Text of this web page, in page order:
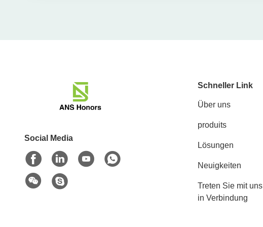
Social Media
Schneller Link
Über uns
produits
Lösungen
Neuigkeiten
Treten Sie mit uns
in Verbindung